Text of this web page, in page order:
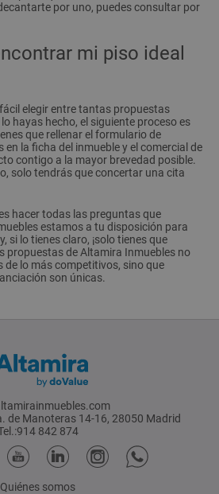
por uno, puedes consultar por
mi piso ideal
elegir entre tantas propuestas
hayas hecho, el siguiente proceso es
que rellenar el formulario de
la ficha del inmueble y el comercial de
contigo a la mayor brevedad posible.
solo tendrás que concertar una cita
hacer todas las preguntas que
estamos a tu disposición para
si lo tienes claro, ¡solo tienes que
propuestas de Altamira Inmuebles no
de lo más competitivos, sino que
son únicas.
de Manoteras 14-16, 28050 Madrid
842 874
Quiénes somos